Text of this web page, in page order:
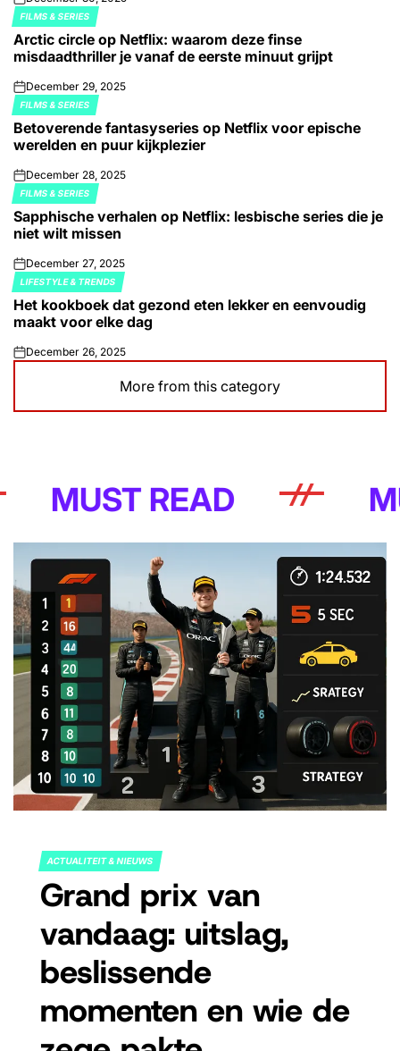
on
POSTED
IN
FILMS & SERIES
Arctic circle op Netflix: waarom deze finse
misdaadthriller je vanaf de eerste minuut grijpt
onDecember 29, 2025
POSTED
IN
FILMS & SERIES
Betoverende fantasyseries op Netflix voor epische
werelden en puur kijkplezier
onDecember 28, 2025
POSTED
IN
FILMS & SERIES
Sapphische verhalen op Netflix: lesbische series die je
niet wilt missen
onDecember 27, 2025
POSTED
IN
LIFESTYLE & TRENDS
Het kookboek dat gezond eten lekker en eenvoudig
maakt voor elke dag
onDecember 26, 2025
More from this category
READ MUST
POSTED
IN
ACTUALITEIT & NIEUWS
Grand prix van
vandaag: uitslag,
beslissende
momenten en wie de